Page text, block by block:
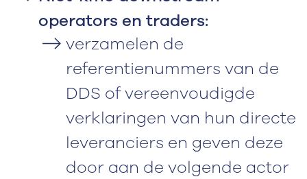
operators en traders:
verzamelen de
referentienummers van de
DDS of vereenvoudigde
verklaringen van hun directe
leveranciers en geven deze
door aan de volgende actor